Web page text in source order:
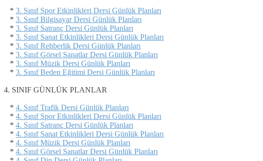
* 3. Sınıf Spor Etkinlikleri Dersi Günlük Planları
* 3. Sınıf Bilgisayar Dersi Günlük Planları
* 3. Sınıf Satranç Dersi Günlük Planları
* 3. Sınıf Sanat Etkinlikleri Dersi Günlük Planları
* 3. Sınıf Rehberlik Dersi Günlük Planları
* 3. Sınıf Görsel Sanatlar Dersi Günlük Planları
* 3. Sınıf Müzik Dersi Günlük Planları
* 3. Sınıf Beden Eğitimi Dersi Günlük Planları
4. SINIF GÜNLÜK PLANLAR
* 4. Sınıf Trafik Dersi Günlük Planları
* 4. Sınıf Spor Etkinlikleri Dersi Günlük Planları
* 4. Sınıf Satranç Dersi Günlük Planları
* 4. Sınıf Sanat Etkinlikleri Dersi Günlük Planları
* 4. Sınıf Müzik Dersi Günlük Planları
* 4. Sınıf Görsel Sanatlar Dersi Günlük Planları